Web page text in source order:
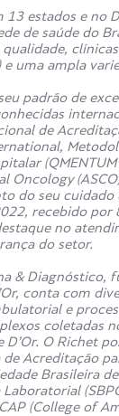
13 estados e no
de saúde do
e uma ampla
padrão de
de
Oncology
do seu cuidado
recebido por
no
do setor.
& Diagnóstico,
conta com
e
coletadas
D’Or. O Richet
de Acreditação
Brasileira
(College of